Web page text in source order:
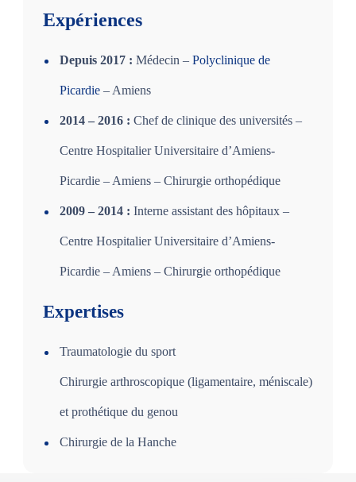
Expériences
Depuis 2017 :Médecin –Polyclinique de
Picardie – Amiens
2014 – 2016 :Chef de clinique des universités –
Centre Hospitalier Universitaire d’Amiens-
Picardie – Amiens – Chirurgie orthopédique
2009 – 2014 :Interne assistant des hôpitaux –
Centre Hospitalier Universitaire d’Amiens-
Picardie – Amiens – Chirurgie orthopédique
Expertises
Traumatologie du sport
Chirurgie arthroscopique (ligamentaire, méniscale)
et prothétique du genou
Chirurgie de la Hanche